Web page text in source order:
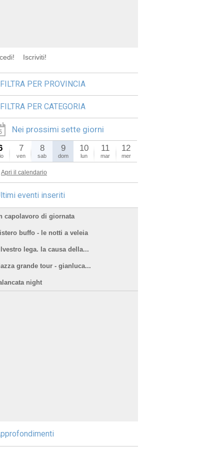
Iscriviti!
FILTRA PER PROVINCIA
FILTRA PER CATEGORIA
Nei prossimi sette giorni
7
ven
8
sab
9
dom
10
lun
11
mar
12
mer
Apri il calendario
eventi inseriti
capolavoro di giornata
buffo - le notti a veleia
lega. la causa della...
grande tour - gianluca...
night